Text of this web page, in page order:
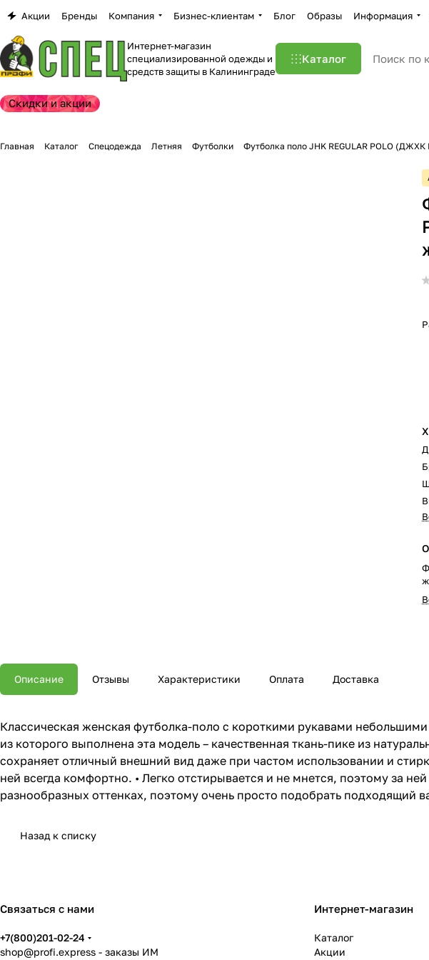
Акции Бренды Компания Бизнес-клиентам Блог Образы Информация
Интернет-магазин
специализированной одежды и
средств защиты в Калининграде
Каталог
Скидки и акции
Главная Каталог Спецодежда Летняя Футболки Футболка поло JHK REGULAR POLO
Описание Отзывы Характеристики Оплата Доставка
Классическая женская футболка-поло с короткими рукавами
из которого выполнена эта модель – качественная ткань-пике из
сохраняет отличный внешний вид даже при частом использовании и
ней всегда комфортно. • Легко отстирывается и не мнется, поэтому за
разнообразных оттенках, поэтому очень просто подобрать подходящий
Назад к списку
Связаться с нами
+7(800)201-02-24
shop@profi.express - заказы ИМ
Интернет-магазин
Каталог
Акции